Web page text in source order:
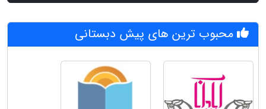
محبوب ترین های پیش دبستانی